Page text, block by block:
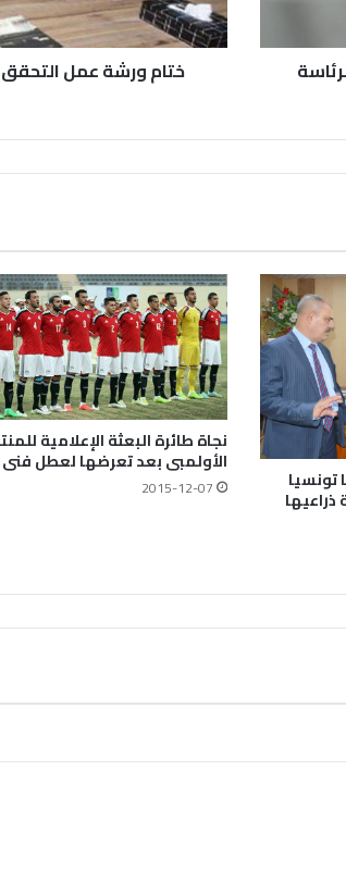
ختام ورشة عمل التحقق
نجاة طائرة البعثة الإعلامية
الأولمبى بعد تعرضها لعطل فنى
2015-12-07